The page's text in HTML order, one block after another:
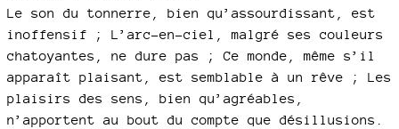
Le son du tonnerre, bien qu’assourdissant, est
inoffensif ; L’arc-en-ciel, malgré ses couleurs
chatoyantes, ne dure pas ; Ce monde, même s’il
apparaît plaisant, est semblable à un rêve ; Les
plaisirs des sens, bien qu’agréables,
n’apportent au bout du compte que désillusions.